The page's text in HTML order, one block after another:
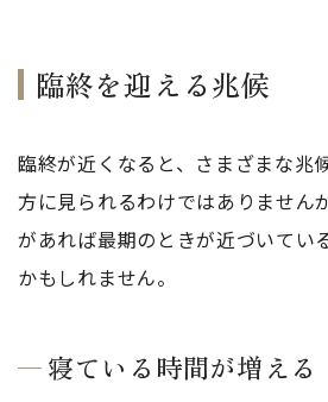
臨終を迎える兆候
臨終が近くなると、さまざまな兆
方に見られるわけではありません
があれば最期のときが近づいてい
かもしれません。
寝ている時間が増える